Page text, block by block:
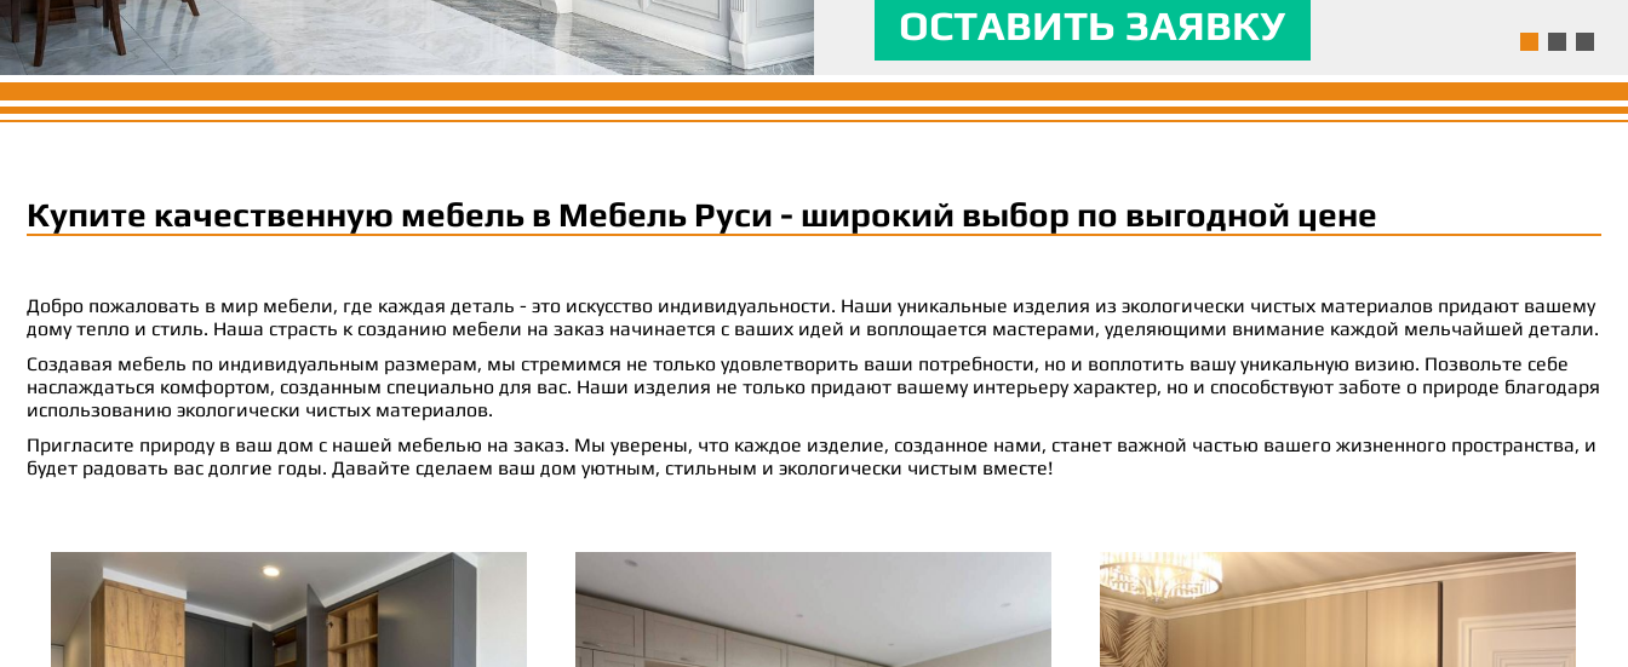
ОСТАВИТЬ ЗАЯВКУ
ОСТАВИТЬ ЗАЯВКУ
Купите качественную мебель в Мебель Руси - широкий выбор по выгодной цене
Добро пожаловать в мир мебели, где каждая деталь - это искусство индивидуальности. Наши уникальные изделия из экологически чистых материалов придают вашему
дому тепло и стиль. Наша страсть к созданию мебели на заказ начинается с ваших идей и воплощается мастерами, уделяющими внимание каждой мельчайшей детали.
Создавая мебель по индивидуальным размерам, мы стремимся не только удовлетворить ваши потребности, но и воплотить вашу уникальную визию. Позвольте себе
наслаждаться комфортом, созданным специально для вас. Наши изделия не только придают вашему интерьеру характер, но и способствуют заботе о природе благодаря
использованию экологически чистых материалов.
Пригласите природу в ваш дом с нашей мебелью на заказ. Мы уверены, что каждое изделие, созданное нами, станет важной частью вашего жизненного пространства, и
будет радовать вас долгие годы. Давайте сделаем ваш дом уютным, стильным и экологически чистым вместе!